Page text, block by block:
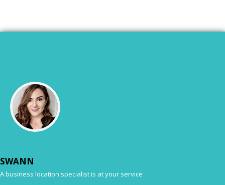
SWANN
A business location specialist is at your service